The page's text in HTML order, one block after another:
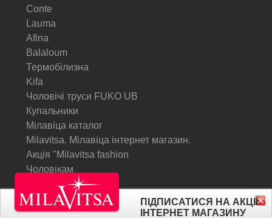
Conte
Lauma
Afina
Balaloum
Термобілизна
Kifa
Чоловічі труси FUKO UB
Купальники
Мілавіца каталог
Milavitsa. Мілавіца інтернет магазин.
Акція "Milavitsa fashion
Чоловікам
ПІДПИСАТИСЯ НА АКЦІЇ
ІНТЕРНЕТ МАГАЗИНУ
© Milavitsa.